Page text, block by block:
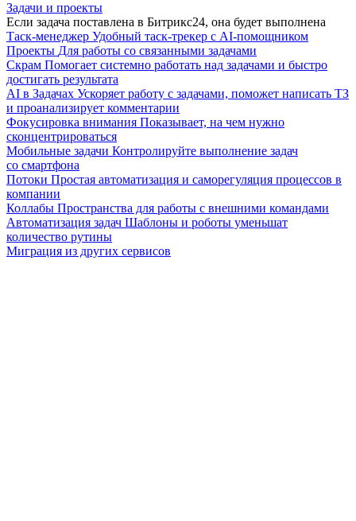
Задачи и проекты
Если задача поставлена в Битрикс24, она будет выполнена
Таск-менеджер Удобный таск-трекер с AI-помощником
Проекты Для работы со связанными задачами
Скрам Помогает системно работать над задачами и быстро
достигать результата
AI в Задачах Ускоряет работу с задачами, поможет написать ТЗ
и проанализирует комментарии
Фокусировка внимания Показывает, на чем нужно
сконцентрироваться
Мобильные задачи Контролируйте выполнение задач
со смартфона
Потоки Простая автоматизация и саморегуляция процессов в
компании
Коллабы Пространства для работы с внешними командами
Автоматизация задач Шаблоны и роботы уменьшат
количество рутины
Миграция из других сервисов